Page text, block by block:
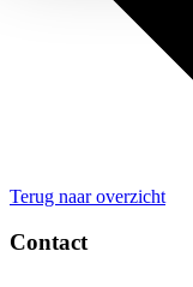
Terug naar overzicht
Contact